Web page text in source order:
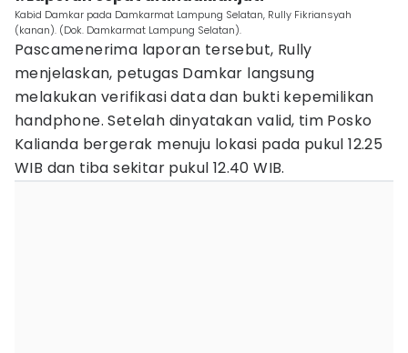
Kabid Damkar pada Damkarmat Lampung Selatan, Rully Fikriansyah
(kanan). (Dok. Damkarmat Lampung Selatan).
Pascamenerima laporan tersebut, Rully
menjelaskan, petugas Damkar langsung
melakukan verifikasi data dan bukti kepemilikan
handphone. Setelah dinyatakan valid, tim Posko
Kalianda bergerak menuju lokasi pada pukul 12.25
WIB dan tiba sekitar pukul 12.40 WIB.